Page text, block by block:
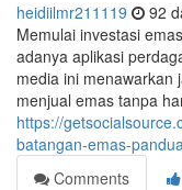
heidiilmr211119 92
Memulai investasi
adanya aplikasi
media ini menawarkan
menjual emas tanpa
https://
batangan-emas-
Comments